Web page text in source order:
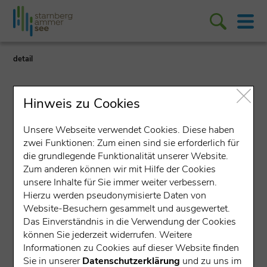
detail
Angeln/Fischen
Fischerei Nikolaus Marx
Seestraße 17, 86919 Utting am Ammersee
Gesprochene Sprachen:
Fischerei & Fischverkauf in Utting am
Hinweis zu Cookies
Unsere Webseite verwendet Cookies. Diese haben
zwei Funktionen: Zum einen sind sie erforderlich für
die grundlegende Funktionalität unserer Website.
Zum anderen können wir mit Hilfe der Cookies
unsere Inhalte für Sie immer weiter verbessern.
Hierzu werden pseudonymisierte Daten von
Website-Besuchern gesammelt und ausgewertet.
Das Einverständnis in die Verwendung der Cookies
können Sie jederzeit widerrufen. Weitere
Informationen zu Cookies auf dieser Website finden
Sie in unsererDatenschutzerklärung und zu uns im